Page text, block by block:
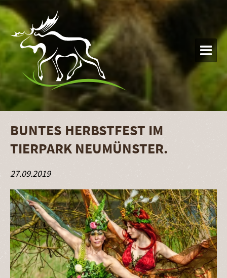

BUNTES HERBSTFEST IM
TIERPARK NEUMÜNSTER.
27.09.2019